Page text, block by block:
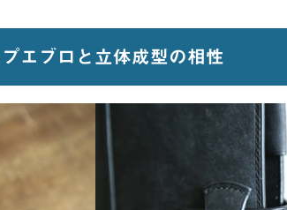
エブロと立体成型の相性